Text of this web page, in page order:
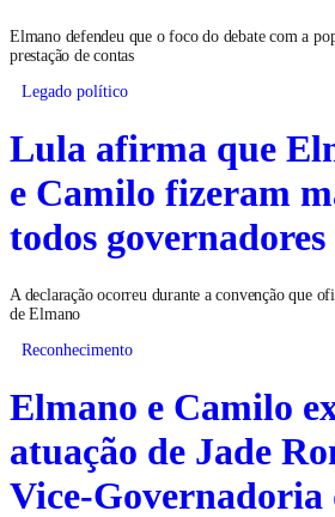
Elmano defendeu que o foco do debate com a
prestação de contas
Legado político
Lula afirma que
e Camilo fizeram
todos
A declaração ocorreu durante a convenção que
de Elmano
Reconhecimento
Elmano e Camilo
atuação de Jade
Vice-Governadoria